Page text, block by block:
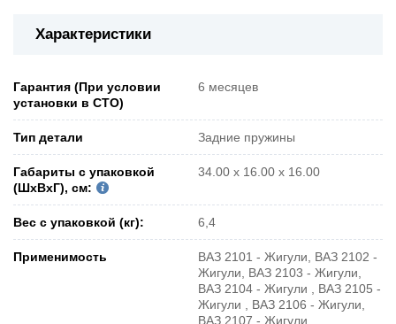
Характеристики
Гарантия (При условии
установки в СТО)
6 месяцев
Тип детали Задние пружины
Габариты с упаковкой
(ШxВxГ), см:
34.00 x 16.00 x 16.00
Вес с упаковкой (кг): 6,4
Применимость
ВАЗ 2101 - Жигули, ВАЗ 2102 -
Жигули, ВАЗ 2103 - Жигули,
ВАЗ 2104 - Жигули , ВАЗ 2105 -
Жигули , ВАЗ 2106 - Жигули,
ВАЗ 2107 - Жигули